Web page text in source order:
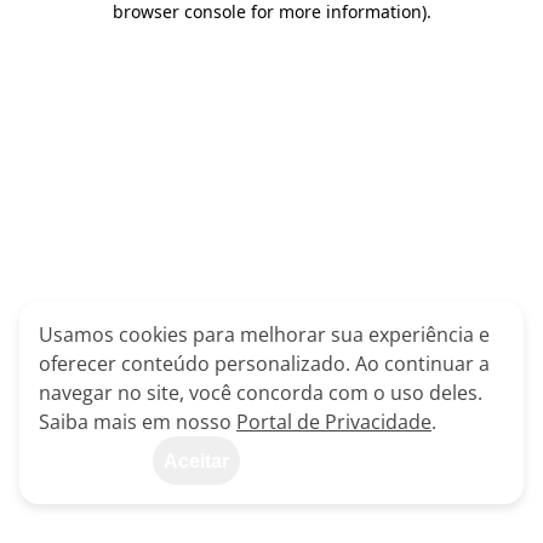
browser console for more information).
Usamos cookies para melhorar sua experiência e
oferecer conteúdo personalizado. Ao continuar a
navegar no site, você concorda com o uso deles.
Saiba mais em nosso Portal de Privacidade.